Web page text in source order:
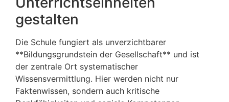
gestalten
Die Schule fungiert als unverzichtbarer
**Bildungsgrundstein der Gesellschaft** und ist
der zentrale Ort systematischer
Wissensvermittlung. Hier werden nicht nur
Faktenwissen, sondern auch kritische